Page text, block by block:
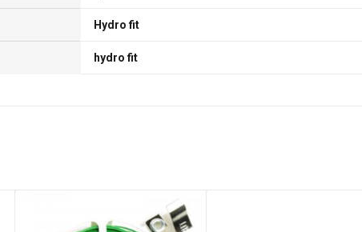
Hydro fit
hydro fit